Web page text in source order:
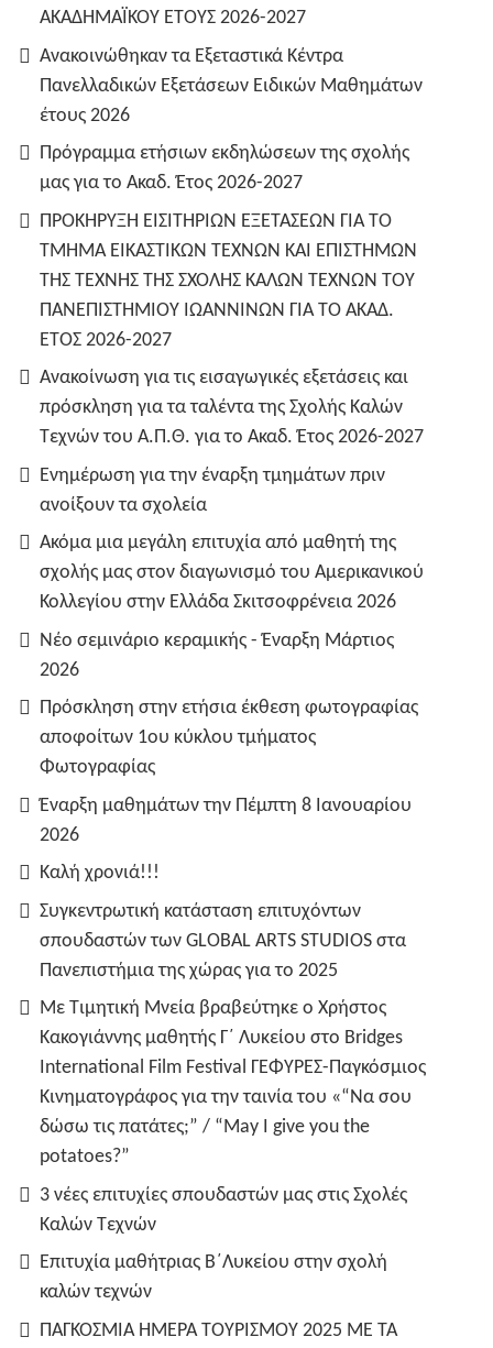
ΑΚΑΔΗΜΑΪΚΟΥ ΕΤΟΥΣ 2026-2027
Ανακοινώθηκαν τα Εξεταστικά Κέντρα
Πανελλαδικών Εξετάσεων Ειδικών Μαθημάτων
έτους 2026
Πρόγραμμα ετήσιων εκδηλώσεων της σχολής
μας για το Ακαδ. Έτος 2026-2027
ΠΡΟΚΗΡΥΞΗ ΕΙΣΙΤΗΡΙΩΝ ΕΞΕΤΑΣΕΩΝ ΓΙΑ ΤO
TMHMA ΕΙΚΑΣΤΙΚΩΝ ΤΕΧΝΩΝ ΚΑΙ ΕΠΙΣΤΗΜΩΝ
ΤΗΣ ΤΕΧΝΗΣ ΤΗΣ ΣΧΟΛΗΣ ΚΑΛΩΝ ΤΕΧΝΩΝ ΤΟΥ
ΠΑΝΕΠΙΣΤΗΜΙΟΥ ΙΩΑΝΝΙΝΩΝ ΓΙΑ ΤΟ ΑΚΑΔ.
ΕΤΟΣ 2026-2027
Ανακοίνωση για τις εισαγωγικές εξετάσεις και
πρόσκληση για τα ταλέντα της Σχολής Καλών
Τεχνών του Α.Π.Θ. για το Ακαδ. Έτος 2026-2027
Ενημέρωση για την έναρξη τμημάτων πριν
ανοίξουν τα σχολεία
Ακόμα μια μεγάλη επιτυχία από μαθητή της
σχολής μας στον διαγωνισμό του Αμερικανικού
Κολλεγίου στην Ελλάδα Σκιτσοφρένεια 2026
Νέο σεμινάριο κεραμικής - Έναρξη Μάρτιος
2026
Πρόσκληση στην ετήσια έκθεση φωτογραφίας
αποφοίτων 1ου κύκλου τμήματος
Φωτογραφίας
Έναρξη μαθημάτων την Πέμπτη 8 Ιανουαρίου
2026
Καλή χρονιά!!!
Συγκεντρωτική κατάσταση επιτυχόντων
σπουδαστών των GLOBAL ARTS STUDIOS στα
Πανεπιστήμια της χώρας για το 2025
Με Τιμητική Μνεία βραβεύτηκε ο Χρήστος
Κακογιάννης μαθητής Γ΄ Λυκείου στο Bridges
International Film Festival ΓΕΦΥΡΕΣ-Παγκόσμιος
Κινηματογράφος για την ταινία του «“Να σου
δώσω τις πατάτες;” / “May I give you the
potatoes?”
3 νέες επιτυχίες σπουδαστών μας στις Σχολές
Καλών Τεχνών
Επιτυχία μαθήτριας Β΄Λυκείου στην σχολή
καλών τεχνών
ΠΑΓΚΟΣΜΙΑ ΗΜΕΡΑ ΤΟΥΡΙΣΜΟΥ 2025 ΜΕ ΤΑ